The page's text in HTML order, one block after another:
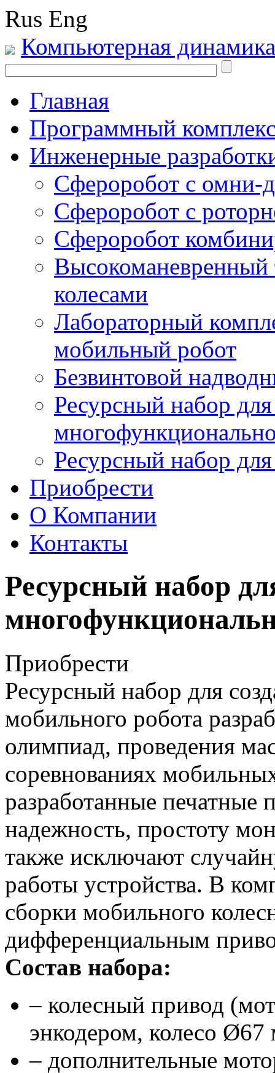
Rus Eng
Компьютерная динамика
Главная
Программный
Инженерные
Сфероробот с омни-
Сфероробот с
Сфероробот
Высокоманевренный
колесами
Лабораторный
мобильный робот
Безвинтовой
Ресурсный набор
Ресурсный набор
Приобрести
О Компании
Контакты
Ресурсный набор
Приобрести
Ресурсный набор для
мобильного робота
олимпиад, проведения
соревнованиях
разработанные печатные
надежность, простоту
также исключают
работы устройства. В
сборки мобильного
дифференциальным
Состав набора:
– колесный привод
энкодером, колесо
– дополнительные